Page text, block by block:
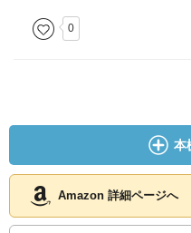
0
本
Amazon 詳細ページへ